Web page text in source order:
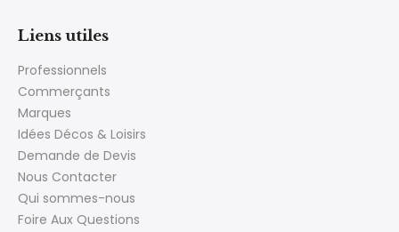
Liens utiles
Professionnels
Commerçants
Marques
Idées Décos & Loisirs
Demande de Devis
Nous Contacter
Qui sommes-nous
Foire Aux Questions